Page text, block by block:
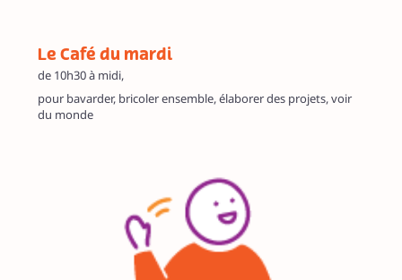
Le Café du mardi
de 10h30 à midi,
pour bavarder, bricoler ensemble, élaborer des projets, voir
du monde